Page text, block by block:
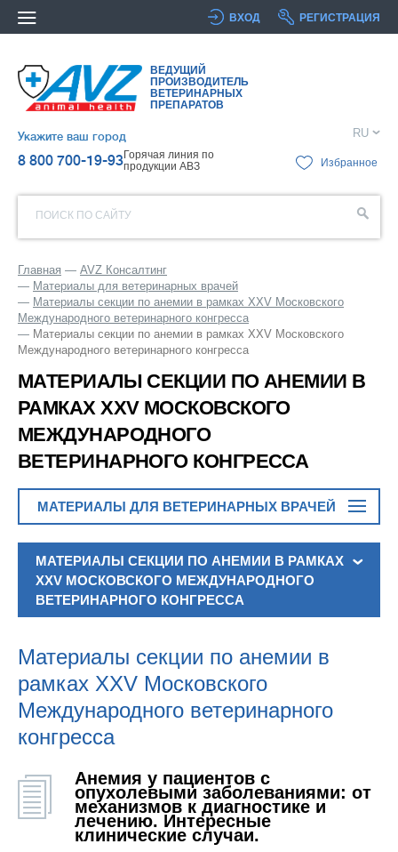
ВХОД РЕГИСТРАЦИЯ
ВЕДУЩИЙ
ПРОИЗВОДИТЕЛЬ
ВЕТЕРИНАРНЫХ
ПРЕПАРАТОВ
Укажите ваш город
8 800 700-19-93Горячая линия по
продукции АВЗ
RU
Избранное
ПОИСК ПО САЙТУ
Главная
AVZ Консалтинг
Материалы для ветеринарных врачей
Материалы секции по анемии в рамках XXV Московского
Международного ветеринарного конгресса
Материалы секции по анемии в рамках XXV Московского
Международного ветеринарного конгресса
МАТЕРИАЛЫ СЕКЦИИ ПО АНЕМИИ В
РАМКАХ XXV МОСКОВСКОГО
МЕЖДУНАРОДНОГО
ВЕТЕРИНАРНОГО КОНГРЕССА
МАТЕРИАЛЫ ДЛЯ ВЕТЕРИНАРНЫХ ВРАЧЕЙ
МАТЕРИАЛЫ СЕКЦИИ ПО АНЕМИИ В РАМКАХ
XXV МОСКОВСКОГО МЕЖДУНАРОДНОГО
ВЕТЕРИНАРНОГО КОНГРЕССА
Материалы секции по анемии в
рамках XXV Московского
Международного ветеринарного
конгресса
Анемия у пациентов с
опухолевыми заболеваниями: от
механизмов к диагностике и
лечению. Интересные
клинические случаи.